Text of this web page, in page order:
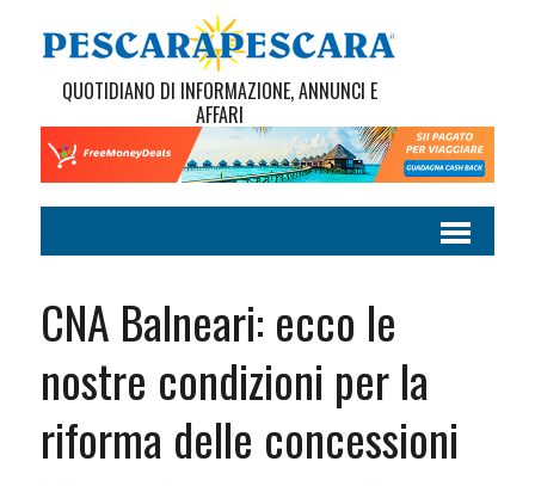
QUOTIDIANO DI INFORMAZIONE, ANNUNCI E
AFFARI
CNA Balneari: ecco le
nostre condizioni per la
riforma delle concessioni